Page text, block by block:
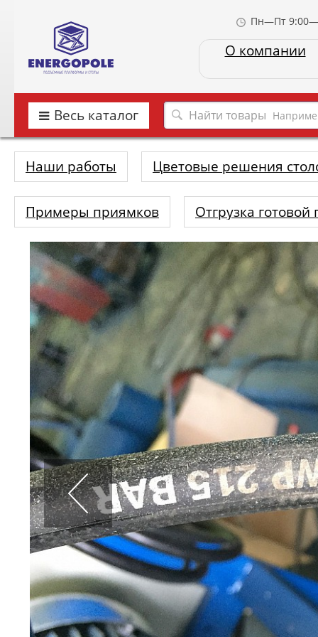
Пн—Пт
О компании
Весь каталог
Наши работы Цветовые решения
Примеры приямков Отгрузка